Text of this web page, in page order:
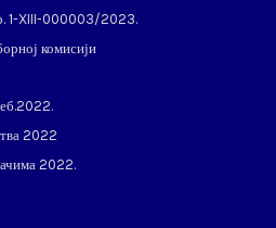
XIII-000003/2023.
комисији
2022
2022.